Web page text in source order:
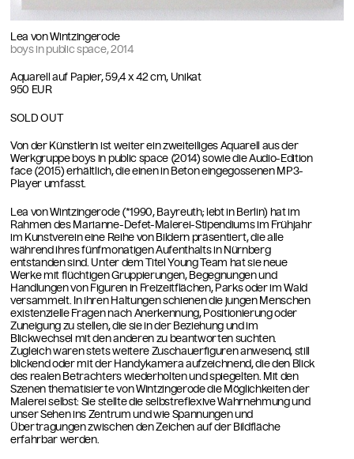
Lea von Wintzingerode
boys in public space, 2014
Aquarell auf Papier, 59,4 x 42 cm, Unikat
950 EUR
SOLD OUT
Von der Künstlerin ist weiter ein zweiteiliges Aquarell aus der
Werkgruppe boys in public space (2014) sowie die Audio-Edition
face (2015) erhältlich, die einen in Beton eingegossenen MP3-
Player umfasst.
Lea von Wintzingerode (*1990, Bayreuth; lebt in Berlin) hat im
Rahmen des Marianne-Defet-Malerei-Stipendiums im Frühjahr
im Kunstverein eine Reihe von Bildern präsentiert, die alle
während ihres fünfmonatigen Aufenthalts in Nürnberg
entstanden sind. Unter dem Titel Young Team hat sie neue
Werke mit flüchtigen Gruppierungen, Begegnungen und
Handlungen von Figuren in Freizeitflächen, Parks oder im Wald
versammelt. In ihren Haltungen schienen die jungen Menschen
existenzielle Fragen nach Anerkennung, Positionierung oder
Zuneigung zu stellen, die sie in der Beziehung und im
Blickwechsel mit den anderen zu beantworten suchten.
Zugleich waren stets weitere Zuschauerfiguren anwesend, still
blickend oder mit der Handykamera aufzeichnend, die den Blick
des realen Betrachters wiederholten und spiegelten. Mit den
Szenen thematisierte von Wintzingerode die Möglichkeiten der
Malerei selbst: Sie stellte die selbstreflexive Wahrnehmung und
unser Sehen ins Zentrum und wie Spannungen und
Übertragungen zwischen den Zeichen auf der Bildfläche
erfahrbar werden.